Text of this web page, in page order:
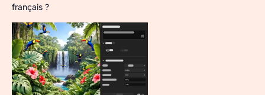
français ?